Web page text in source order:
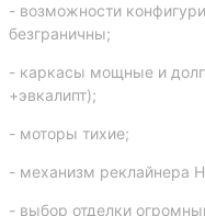
- возможности
безграничны;
- каркасы мощные и
+эвкалипт);
- моторы тихие;
- механизм реклайнера
- выбор отделки